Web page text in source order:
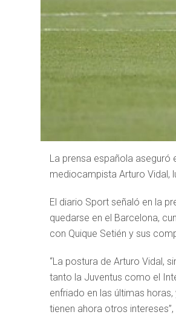
La prensa española aseguró
mediocampista Arturo Vidal,
El diario Sport señaló en la
quedarse en el Barcelona,
con Quique Setién y sus
“La postura de Arturo Vidal,
tanto la Juventus como el
enfriado en las últimas
tienen ahora otros